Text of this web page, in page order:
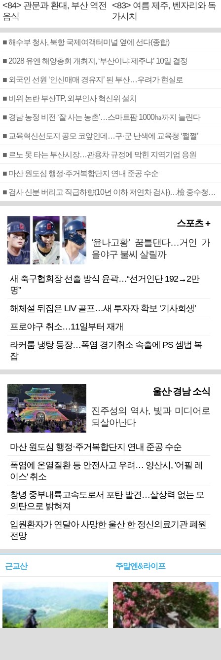
<84> 관문과 환대, 부산 역전
음식
<83> 여름 제주, 벤자리와 독
가시치
■ 해수부 청사, 북항 국제여객터미널 옆에 선다(종합)
■ 2028 유엔 해양총회 개최지, ‘부산이냐 제주냐’ 10일 결정
■ 외국인 선원 ‘인신매매 경유지’ 된 부산…우려가 현실로
■ 비위 논란 부산TP, 외부인사 혁신위 설치
■ 경남 농정 비전 ‘잘 사는 농촌’…스마트팜 1000㏊까지 늘린다
■ 교육혁신선도지 공모 코앞인데…구·군 난색에 교육청 ‘쩔쩔’
■ 르노 못 타는 부산시장…관용차 규정에 막힌 지역기업 응원
■ 마산 원도심 행정·주거복합단지 연내 준공 수순
■ 검사 신분 버리고 직급하향(10년 이하 저연차 검사)…檢 중수청행 기피
스포츠 +
‘윤나고황’ 꿈틀댄다…거인 가
을야구 불씨 살릴까
새 축구협회장 선출 방식 윤곽…“선거인단 192→2만
명”
해체설 뒤집은 LIV 골프…새 투자자 확보 ‘기사회생’
프로야구 취소…11일부터 재개
라커룸 냉탕 등장…폭염 경기취소 속출에 PS 셈법 복
잡
울산·경남 소식
진주성의 역사, 빛과 미디어로
되살아난다
마산 원도심 행정·주거복합단지 연내 준공 수순
폭염에 온열질환 등 안전사고 우려… 양산시, '어필 레
이스' 취소
창녕 중부내륙고속도로서 포탄 발견…살상력 없는 모
의탄으로 밝혀져
입원환자가 연달아 사망한 울산 한 정신의료기관 폐원
전망
근교산 주말엔&라이프